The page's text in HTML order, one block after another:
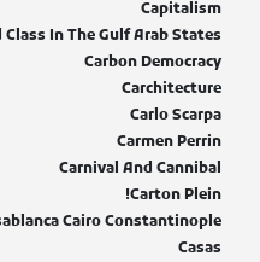
Capitalism
In The Gulf Arab States
Carbon Democracy
Carchitecture
Carlo Scarpa
Carmen Perrin
Carnival And Cannibal
Carton Plein!
Cairo Constantinople
Casas